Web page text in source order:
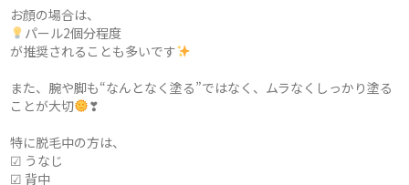
お顔の場合は、
パール2個分程度
が推奨されることも多いです
また、腕や脚も“なんとなく塗る”ではなく、ムラなくしっかり塗る
ことが大切
❣
特に脱毛中の方は、
☑ うなじ
☑ 背中